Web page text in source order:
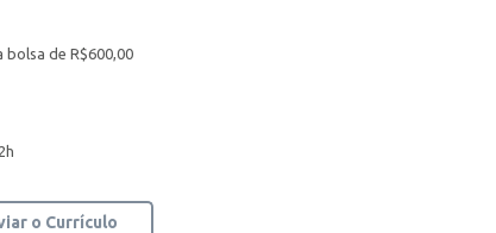
bolsa de R$600,00
o Currículo